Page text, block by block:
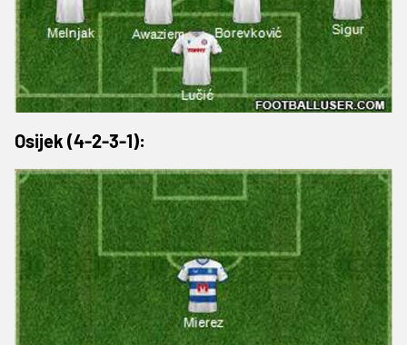
Osijek (4-2-3-1):